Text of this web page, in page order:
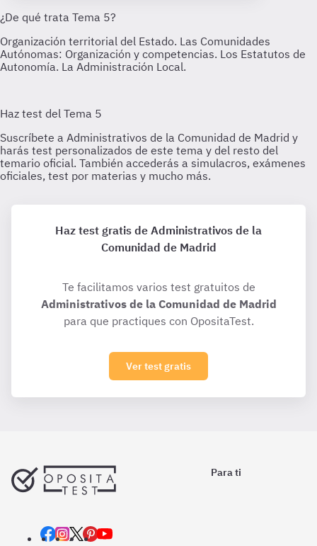
Haz test gratis de Administrativos de la
Comunidad de Madrid
Te facilitamos varios test gratuitos de
Administrativos de la Comunidad de Madrid
para que practiques con OpositaTest.
Ver test gratis
Para ti